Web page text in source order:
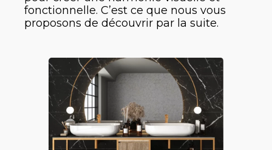
fonctionnelle. C’est ce que nous vous
proposons de découvrir par la suite.